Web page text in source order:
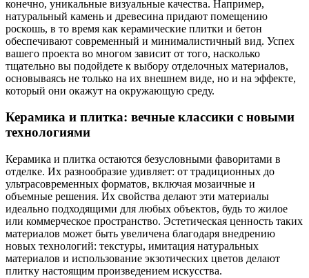
конечно, уникальные визуальные качества. Например,
натуральный камень и древесина придают помещению
роскошь, в то время как керамические плитки и бетон
обеспечивают современный и минималистичный вид. Успех
вашего проекта во многом зависит от того, насколько
тщательно вы подойдете к выбору отделочных материалов,
основываясь не только на их внешнем виде, но и на эффекте,
который они окажут на окружающую среду.
Керамика и плитка: вечные классики с новыми
технологиями
Керамика и плитка остаются безусловными фаворитами в
отделке. Их разнообразие удивляет: от традиционных до
ультрасовременных форматов, включая мозаичные и
объемные решения. Их свойства делают эти материалы
идеально подходящими для любых объектов, будь то жилое
или коммерческое пространство. Эстетическая ценность таких
материалов может быть увеличена благодаря внедрению
новых технологий: текстуры, имитация натуральных
материалов и использование экзотических цветов делают
плитку настоящим произведением искусства.